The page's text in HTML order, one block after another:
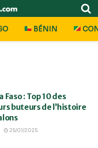
BÉNIN
Faso : Top 10 des
buteurs de l’histoire
25/01/2025